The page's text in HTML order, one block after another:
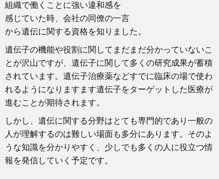
組織で働くことに強い違和感を
感じていた時、会社の同僚の一言
から遺伝に関する資格を知りました。
遺伝子の機能や役割に関してまだまだ分かっていないこ
とが沢山ですが、遺伝子に関して多くの研究成果が蓄積
されています。遺伝子治療薬などすでに臨床の場で使わ
れるようになりますます遺伝子をターゲットした医療が
進むことが期待されます。
しかし、遺伝に関する分野はとても専門的であり一般の
人が理解するのは難しい場面も多分にあります。そのよ
うな知識を分かりやすく、少しでも多くの人に役立つ情
報を発信していく予定です。